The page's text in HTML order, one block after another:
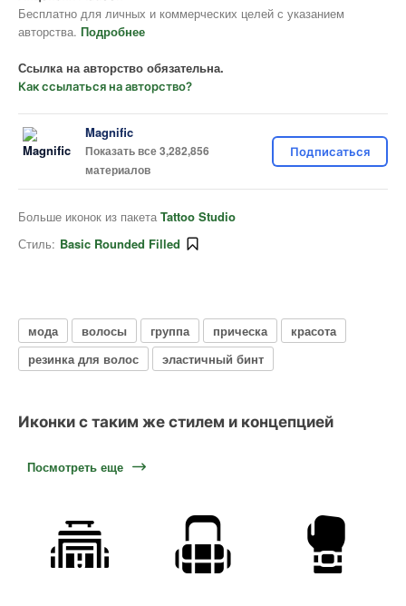
Бесплатно для личных и коммерческих целей с указанием
авторства. Подробнее
Ссылка на авторство обязательна.
Как ссылаться на авторство?
Magnific
Показать все 3,282,856
материалов
Подписаться
Больше иконок из пакета Tattoo Studio
Стиль: Basic Rounded Filled
мода волосы группа прическа
красота
резинка для волос
эластичный бинт
Иконки с таким же стилем и концепцией
Посмотреть еще